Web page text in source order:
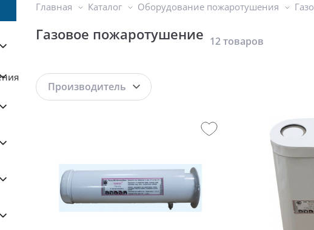
Главная Каталог Оборудование пожаротушения
Газовое пожаротушение 12 товаров
Производитель